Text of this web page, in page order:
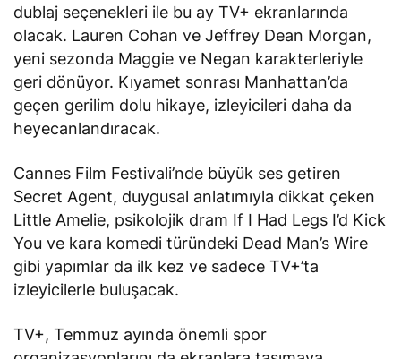
dublaj seçenekleri ile bu ay TV+ ekranlarında
olacak. Lauren Cohan ve Jeffrey Dean Morgan,
yeni sezonda Maggie ve Negan karakterleriyle
geri dönüyor. Kıyamet sonrası Manhattan’da
geçen gerilim dolu hikaye, izleyicileri daha da
heyecanlandıracak.
Cannes Film Festivali’nde büyük ses getiren
Secret Agent, duygusal anlatımıyla dikkat çeken
Little Amelie, psikolojik dram If I Had Legs I’d Kick
You ve kara komedi türündeki Dead Man’s Wire
gibi yapımlar da ilk kez ve sadece TV+’ta
izleyicilerle buluşacak.
TV+, Temmuz ayında önemli spor